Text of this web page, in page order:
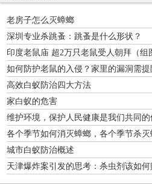
老房子怎么灭蟑螂
深圳专业杀跳蚤：跳蚤是什么形状？
印度老鼠庙 超2万只老鼠受人朝拜（组
如何防护老鼠的入侵？家里的漏洞需提
高效白蚁防治四大方法
家白蚁的危害
维护环境，保护人民健康是我们共同的
各个季节如何消灭蟑螂，各个季节杀
城市白蚁防治概述
天津爆炸案引发的思考：杀虫剂该如